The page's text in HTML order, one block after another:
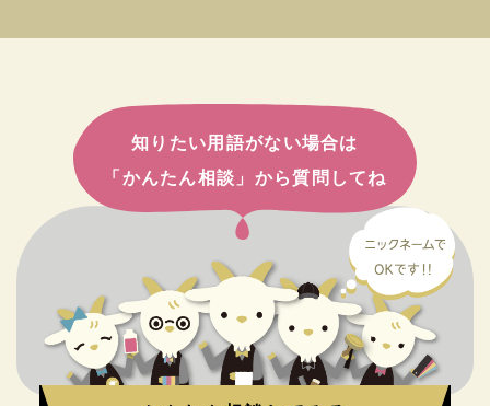
知りたい用語がない場合は
「かんたん相談」から質問してね